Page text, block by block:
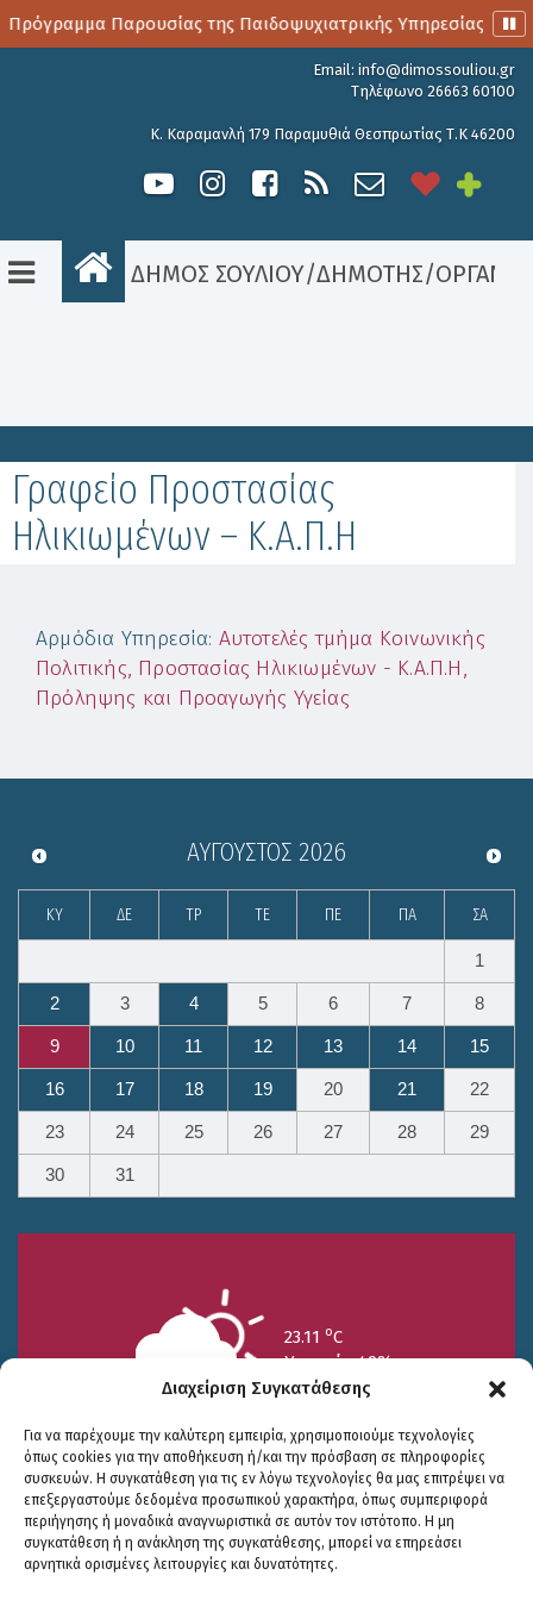
Διαχείριση Συγκατάθεσης
Για να παρέχουμε την καλύτερη εμπειρία, χρησιμοποιούμε τεχνολογίες
όπως cookies για την αποθήκευση ή/και την πρόσβαση σε πληροφορίες
συσκευών. Η συγκατάθεση για τις εν λόγω τεχνολογίες θα μας επιτρέψει να
επεξεργαστούμε δεδομένα προσωπικού χαρακτήρα, όπως συμπεριφορά
περιήγησης ή μοναδικά αναγνωριστικά σε αυτόν τον ιστότοπο. Η μη
συγκατάθεση ή η ανάκληση της συγκατάθεσης, μπορεί να επηρεάσει
αρνητικά ορισμένες λειτουργίες και δυνατότητες.
Πρόγραμμα Παρουσίας της Παιδοψυχιατρικής Υπηρεσίας
Email: info@dimossouliou.gr
Τηλέφωνο 26663 60100
Κ. Καραμανλή 179 Παραμυθιά Θεσπρωτίας Τ.Κ 46200
ΔΗΜΟΣ ΣΟΥΛΙΟΥ/ΔΗΜΟΤΗΣ/
Γραφείο Προστασίας
Ηλικιωμένων – Κ.Α.Π.Η
Αρμόδια Υπηρεσία: Αυτοτελές τμήμα Κοινωνικής
Πολιτικής, Προστασίας Ηλικιωμένων - Κ.Α.Π.Η,
Πρόληψης και Προαγωγής Υγείας
ΑΎΓΟΥΣΤΟΣ 2026
ΚΥ ΔΕ ΤΡ ΤΕ ΠΕ ΠΑ ΣΑ
1
2 3 4 5 6 7 8
9 10 11 12 13 14 15
16 17 18 19 20 21 22
23 24 25 26 27 28 29
30 31
23.11 oC
Υγρασία 49%
25/7
15.73 oC
26/7
17.99oC
27/7
20.94oC